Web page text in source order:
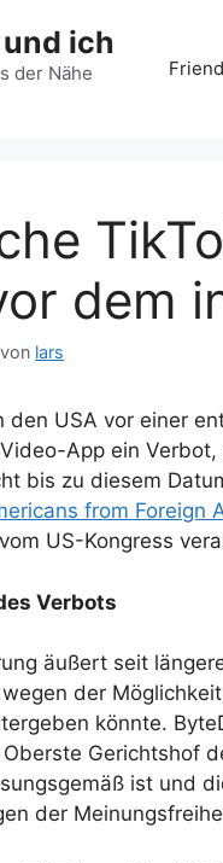
ich
der Nähe
dem
von lars
den USA vor einer
App ein
bis zu diesem
from Foreign
US-Kongress
Verbots
äußert seit
der
könnte.
Gerichtshof
ist und
der